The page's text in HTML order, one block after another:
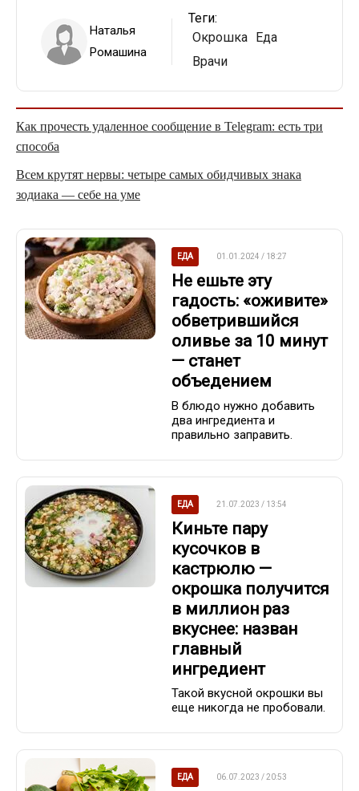
Наталья
Ромашина
Теги:
Окрошка
Еда
Врачи
Как прочесть удаленное сообщение в Telegram: есть три
способа
Всем крутят нервы: четыре самых обидчивых знака
зодиака — себе на уме
ЕДА 01.01.2024 / 18:27
Не ешьте эту
гадость: «оживите»
обветрившийся
оливье за 10 минут
— станет
объедением
В блюдо нужно добавить
два ингредиента и
правильно заправить.
ЕДА 21.07.2023 / 13:54
Киньте пару
кусочков в
кастрюлю —
окрошка получится
в миллион раз
вкуснее: назван
главный
ингредиент
Такой вкусной окрошки вы
еще никогда не пробовали.
ЕДА 06.07.2023 / 20:53